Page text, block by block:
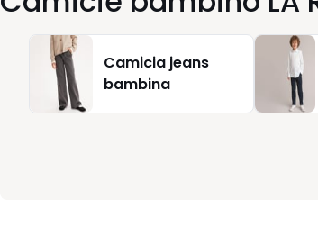
Camicia jeans
bambina